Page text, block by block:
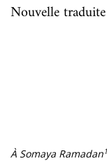
Nouvelle
À Somaya Ramadan1